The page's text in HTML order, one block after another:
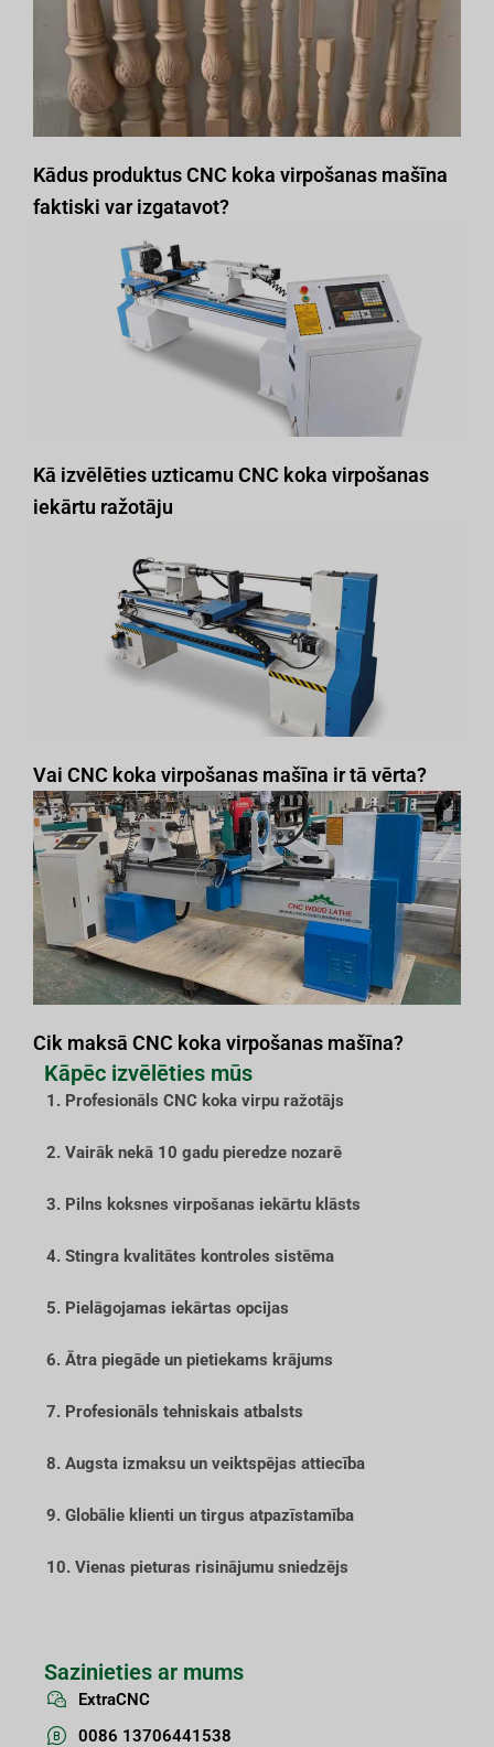
Kādus produktus CNC koka virpošanas mašīna
faktiski var izgatavot?
Kā izvēlēties uzticamu CNC koka virpošanas
iekārtu ražotāju
Vai CNC koka virpošanas mašīna ir tā vērta?
Cik maksā CNC koka virpošanas mašīna?
Kāpēc izvēlēties mūs
1. Profesionāls CNC koka virpu ražotājs
2. Vairāk nekā 10 gadu pieredze nozarē
3. Pilns koksnes virpošanas iekārtu klāsts
4. Stingra kvalitātes kontroles sistēma
5. Pielāgojamas iekārtas opcijas
6. Ātra piegāde un pietiekams krājums
7. Profesionāls tehniskais atbalsts
8. Augsta izmaksu un veiktspējas attiecība
9. Globālie klienti un tirgus atpazīstamība
10. Vienas pieturas risinājumu sniedzējs
Sazinieties ar mums
ExtraCNC
0086 13706441538